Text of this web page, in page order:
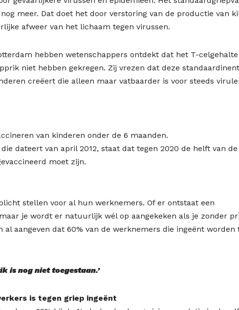
meer. Dat doet het door verstoring van de productie van
afweer van het lichaam tegen virussen.
hebben wetenschappers ontdekt dat het T-celgehalte
niet hebben gekregen. Zij vrezen dat deze
creëert die alleen maar vatbaarder is voor steeds
van kinderen onder de 6 maanden.
dateert van april 2012, staat dat tegen 2020 de helft van de
moet zijn.
stellen voor al hun werknemers. Of er ontstaat een
je wordt er natuurlijk wél op aangekeken als je zonder
aangeven dat 60% van de werknemers die ingeënt worden
is nog niet toegestaan.’
is tegen griep ingeënt